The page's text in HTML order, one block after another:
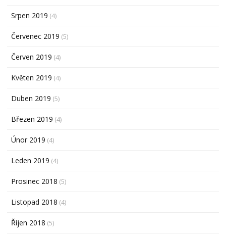
Srpen 2019 (4)
Červenec 2019 (5)
Červen 2019 (4)
Květen 2019 (4)
Duben 2019 (5)
Březen 2019 (4)
Únor 2019 (4)
Leden 2019 (4)
Prosinec 2018 (5)
Listopad 2018 (4)
Říjen 2018 (5)